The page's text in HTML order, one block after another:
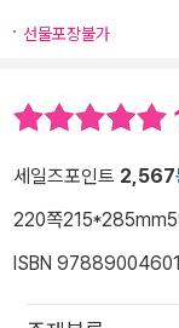
선물포장불가
세일즈포인트 2,567
220쪽215*285mm
ISBN